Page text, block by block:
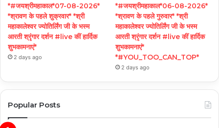
*#जयश्रीमहाकाल*07-08-2026*
*श्रावण के पहले शुक्रवार* *श्री
महाकालेश्वर ज्योतिर्लिंग जी के भस्म
आरती श्रृंगार दर्शन #live कीं हार्दिक
शुभकामनाएं*
2 days ago
*#जयश्रीमहाकाल*06-08-2026*
*श्रावण के पहले गुरुवार* *श्री
महाकालेश्वर ज्योतिर्लिंग जी के भस्म
आरती श्रृंगार दर्शन #live कीं हार्दिक
शुभकामनाएं*
*#YOU_TOO_CAN_TOP*
2 days ago
Popular Posts